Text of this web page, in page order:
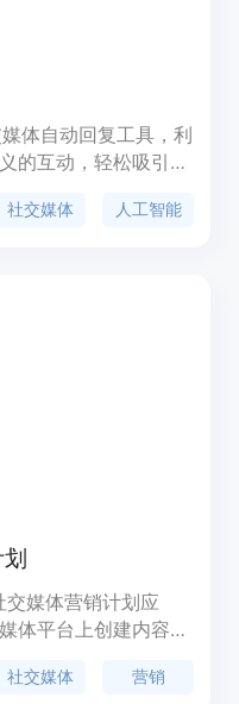
体自动回复工具，利
的互动，轻松吸引观
。
社交媒体 人工智能
媒体营销计划应
体平台上创建内容、
社交媒体 营销